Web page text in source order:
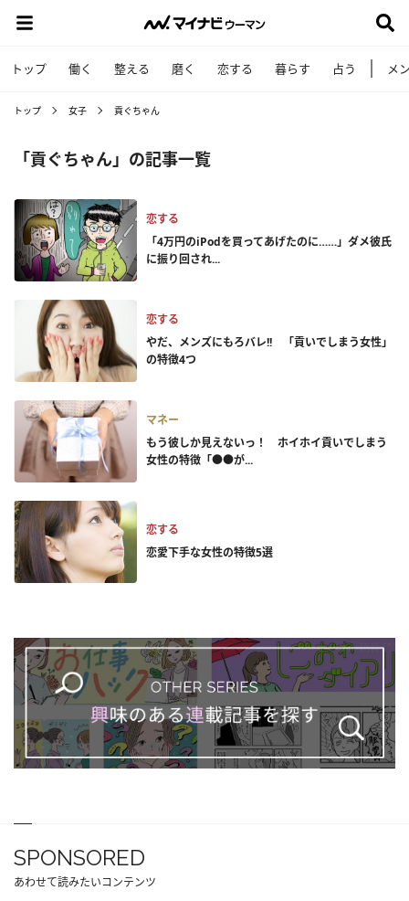
トップ 働く 整える 磨く 恋する 暮らす 占う メ
トップ 女子 貢ぐちゃん
「貢ぐちゃん」の記事一覧
恋する
「4万円のiPodを買ってあげたのに……」ダメ彼氏
に振り回され...
恋する
やだ、メンズにもろバレ!! 「貢いでしまう女性」
の特徴4つ
マネー
もう彼しか見えないっ！ ホイホイ貢いでしまう
女性の特徴「●●が...
恋する
恋愛下手な女性の特徴5選
SPONSORED
あわせて読みたいコンテンツ